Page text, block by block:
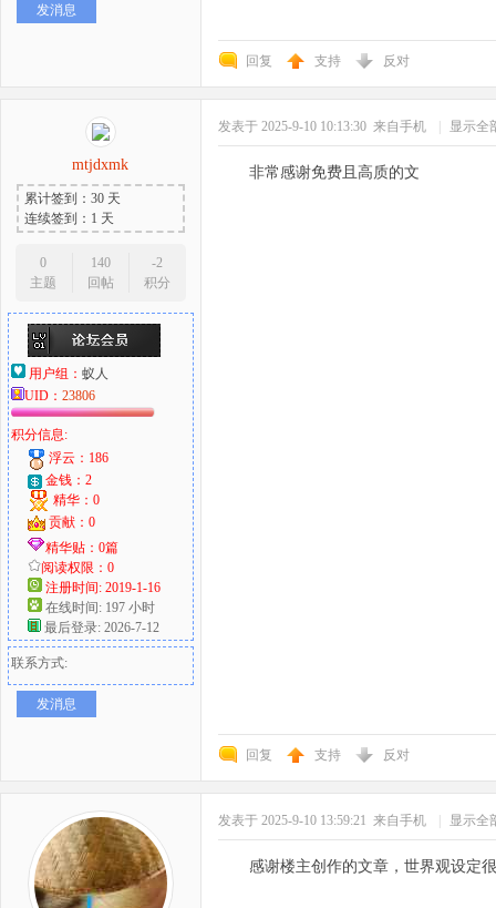
发消息
回复 支持 反对
mtjdxmk
累计签到：30 天
连续签到：1 天
0
主题
140
回帖
-2
积分
用户组： 蚁人
UID： 23806
积分信息:
浮云：186
金钱：2
精华：0
贡献：0
精华贴：0篇
阅读权限：0
注册时间: 2019-1-16
在线时间: 197 小时
最后登录: 2026-7-12
联系方式:
发消息
发表于 2025-9-10 10:13:30 来自手机 显示全
非常感谢免费且高质的文
回复 支持 反对
发表于 2025-9-10 13:59:21 来自手机 显示全
感谢楼主创作的文章，世界观设定